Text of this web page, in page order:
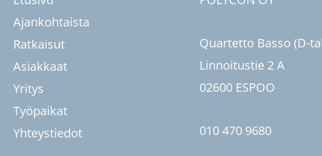
Ajankohtaista
Ratkaisut
Asiakkaat
Yritys
Työpaikat
Yhteystiedot
Quartetto Basso (D-
Linnoitustie 2 A
02600 ESPOO
010 470 9680